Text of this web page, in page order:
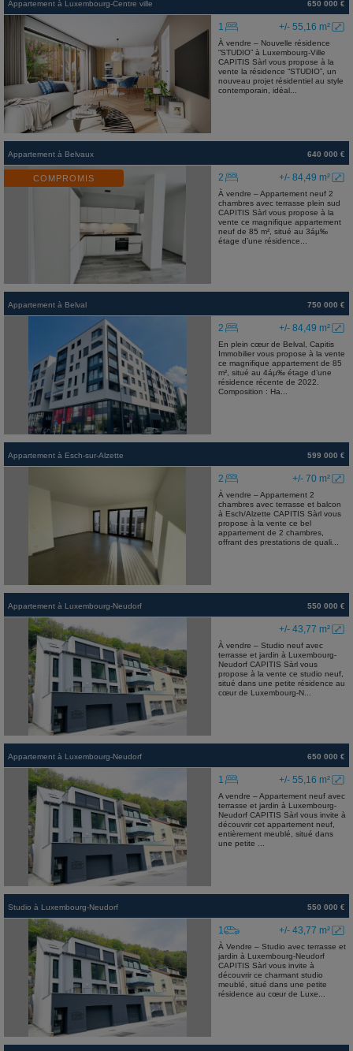
Appartement à Luxembourg-Centre ville 650 000 €
+/- 55,16 m²
1
À vendre – Nouvelle résidence
“STUDIO” à Luxembourg-Ville
CAPITIS Sàrl vous propose à la
vente la résidence “STUDIO”, un
nouveau projet résidentiel au style
contemporain, idéal...
Appartement à Belvaux 640 000 €
COMPROMIS +/- 84,49 m²
2
À vendre – Appartement neuf 2
chambres avec terrasse plein sud
CAPITIS Sàrl vous propose à la
vente ce magnifique appartement
neuf de 85 m², situé au 3áµ‰
étage d’une résidence...
Appartement à Belval 750 000 €
+/- 84,49 m²
2
En plein cœur de Belval, Capitis
Immobilier vous propose à la vente
ce magnifique appartement de 85
m², situé au 4áµ‰ étage d’une
résidence récente de 2022.
Composition : Ha...
Appartement à Esch-sur-Alzette 599 000 €
+/- 70 m²
2
À vendre – Appartement 2
chambres avec terrasse et balcon
à Esch/Alzette CAPITIS Sàrl vous
propose à la vente ce bel
appartement de 2 chambres,
offrant des prestations de quali...
Appartement à Luxembourg-Neudorf 550 000 €
+/- 43,77 m²
À vendre – Studio neuf avec
terrasse et jardin à Luxembourg-
Neudorf CAPITIS Sàrl vous
propose à la vente ce studio neuf,
situé dans une petite résidence au
cœur de Luxembourg-N...
Appartement à Luxembourg-Neudorf 650 000 €
+/- 55,16 m²
1
A vendre – Appartement neuf avec
terrasse et jardin à Luxembourg-
Neudorf CAPITIS Sàrl vous invite à
découvrir cet appartement neuf,
entièrement meublé, situé dans
une petite ...
Studio à Luxembourg-Neudorf 550 000 €
+/- 43,77 m²
1
À Vendre – Studio avec terrasse et
jardin à Luxembourg-Neudorf
CAPITIS Sàrl vous invite à
découvrir ce charmant studio
meublé, situé dans une petite
résidence au cœur de Luxe...